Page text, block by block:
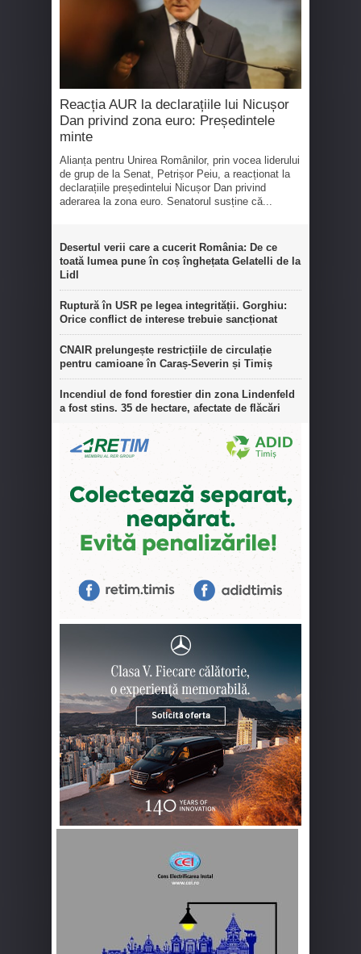
Reacția AUR la declarațiile lui Nicușor
Dan privind zona euro: Președintele
minte
Alianța pentru Unirea Românilor, prin vocea liderului
de grup de la Senat, Petrișor Peiu, a reacționat la
declarațiile președintelui Nicușor Dan privind
aderarea la zona euro. Senatorul susține că...
Desertul verii care a cucerit România: De ce
toată lumea pune în coș înghețata Gelatelli de la
Lidl
Ruptură în USR pe legea integrității. Gorghiu:
Orice conflict de interese trebuie sancționat
CNAIR prelungește restricțiile de circulație
pentru camioane în Caraș-Severin și Timiș
Incendiul de fond forestier din zona Lindenfeld
a fost stins. 35 de hectare, afectate de flăcări